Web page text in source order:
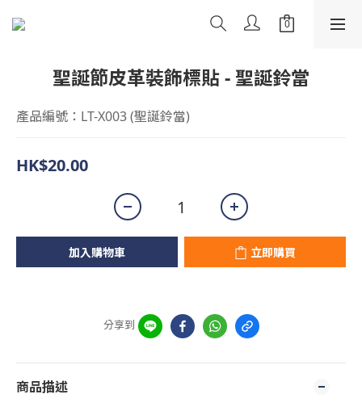
聖誕節皮革裝飾標貼 - 聖誕鈴當
產品編號：LT-X003 (聖誕鈴當)
HK$20.00
加入購物車 立即購買
分享到
商品描述